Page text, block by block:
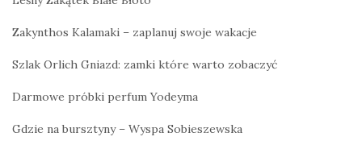
Zakynthos Kalamaki – zaplanuj swoje wakacje
Szlak Orlich Gniazd: zamki które warto zobaczyć
Darmowe próbki perfum Yodeyma
Gdzie na bursztyny – Wyspa Sobieszewska